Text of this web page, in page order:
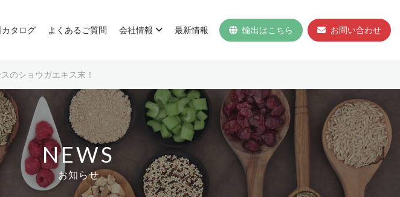
タログ よくあるご質問 会社情報 最新情報 輸出はこちら お問い合わせ
のショウガエキス末！
NEWS
お知らせ